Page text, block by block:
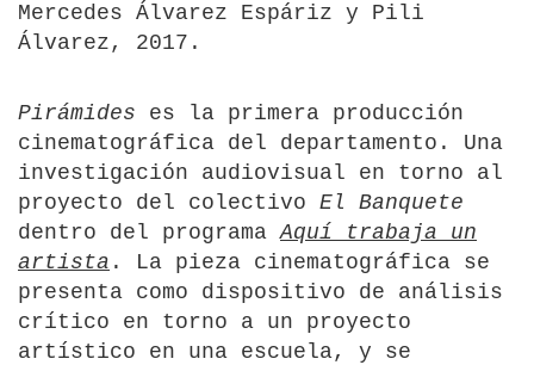
Mercedes Álvarez Espáriz y Pili
Álvarez, 2017.
Pirámides es la primera producción
cinematográfica del departamento. Una
investigación audiovisual en torno al
proyecto del colectivo El Banquete
dentro del programaAquí trabaja un
artista . La pieza cinematográfica se
presenta como dispositivo de análisis
crítico en torno a un proyecto
artístico en una escuela, y se